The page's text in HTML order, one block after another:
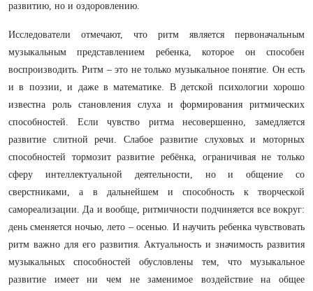
развитию, но и оздоровлению.
Исследователи отмечают, что ритм является первоначальным
музыкальным представлением ребенка, которое он способен
воспроизводить. Ритм – это не только музыкальное понятие. Он есть
и в поэзии, и даже в математике. В детской психологии хорошо
известна роль становления слуха и формирования ритмических
способностей. Если чувство ритма несовершенно, замедляется
развитие слитной речи. Слабое развитие слуховых и моторных
способностей тормозит развитие ребёнка, ограничивая не только
сферу интеллектуальной деятельности, но и общение со
сверстниками, а в дальнейшем и способность к творческой
самореализации. Да и вообще, ритмичности подчиняется все вокруг:
день сменяется ночью, лето – осенью. И научить ребенка чувствовать
ритм важно для его развития. Актуальность и значимость развития
музыкальных способностей обусловлены тем, что музыкальное
развитие имеет ни чем не заменимое воздействие на общее